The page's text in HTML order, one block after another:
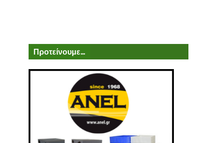
Προτείνουμε...